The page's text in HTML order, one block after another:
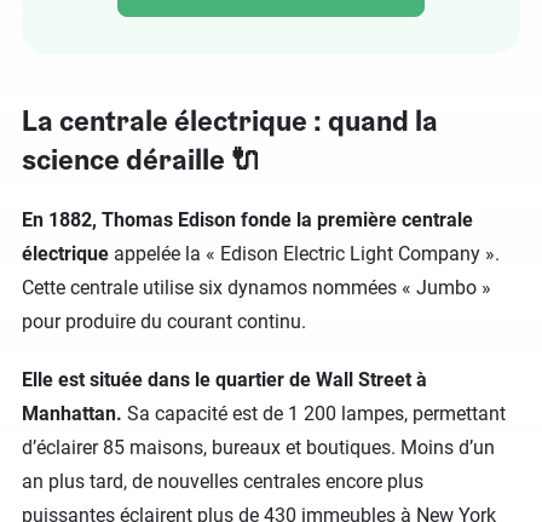
La centrale électrique : quand la
science déraille 🔌
En 1882, Thomas Edison fonde la première centrale
électrique appelée la « Edison Electric Light Company ».
Cette centrale utilise six dynamos nommées « Jumbo »
pour produire du courant continu.
Elle est située dans le quartier de Wall Street à
Manhattan. Sa capacité est de 1 200 lampes, permettant
d’éclairer 85 maisons, bureaux et boutiques. Moins d’un
an plus tard, de nouvelles centrales encore plus
puissantes éclairent plus de 430 immeubles à New York